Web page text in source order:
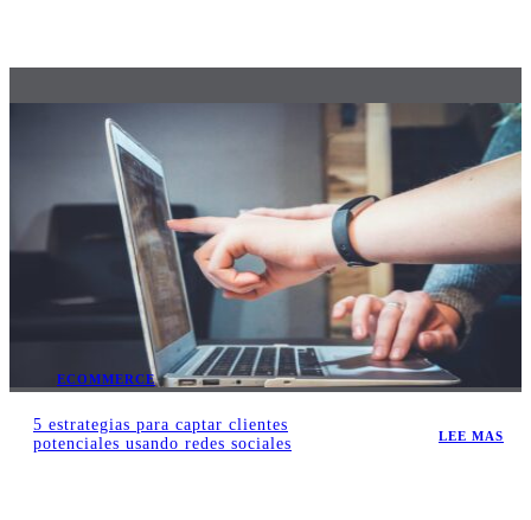
ECOMMERCE
5 estrategias para captar clientes
potenciales usando redes sociales
LEE MAS